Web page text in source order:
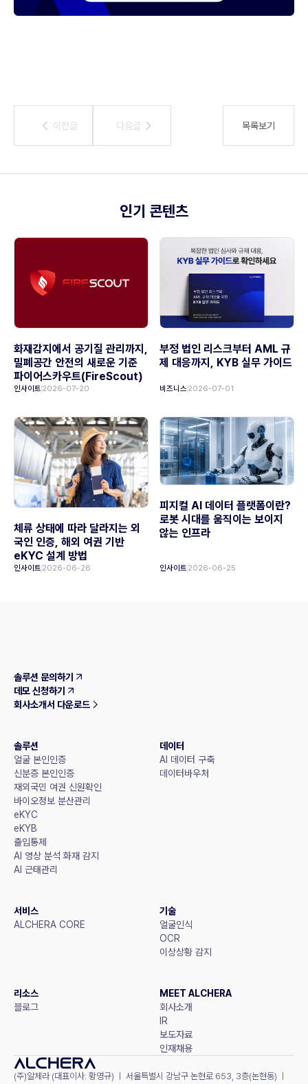
이전글
이전글 다음글
다음글 목록보기
인기 콘텐츠
화재감지에서 공기질 관리까지,
밀폐공간 안전의 새로운 기준
파이어스카우트(FireScout)
인사이트 2026-07-20
부정 법인 리스크부터 AML 규
제 대응까지, KYB 실무 가이드
비즈니스 2026-07-01
체류 상태에 따라 달라지는 외
국인 인증, 해외 여권 기반
eKYC 설계 방법
인사이트 2026-06-26
피지컬 AI 데이터 플랫폼이란?
로봇 시대를 움직이는 보이지
않는 인프라
인사이트 2026-06-25
솔루션 문의하기
데모 신청하기
회사소개서 다운로드
솔루션
얼굴 본인인증
신분증 본인인증
재외국민 여권 신원확인
바이오정보 분산관리
eKYC
eKYB
출입통제
AI 영상 분석 화재 감지
AI 근태관리
데이터
AI 데이터 구축
데이터바우처
서비스
ALCHERA CORE
기술
얼굴인식
OCR
이상상황 감지
리소스
블로그
MEET ALCHERA
회사소개
IR
보도자료
인재채용
(주)알체라 (대표이사: 황영규) ㅣ 서울특별시 강남구 논현로 653, 3층(논현동) ㅣ